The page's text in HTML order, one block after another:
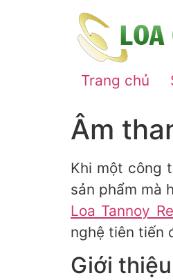
Trang chủ
Âm
Khi một công
sản phẩm mà
Loa Tannoy
nghệ tiên tiến
Giới